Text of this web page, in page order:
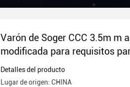
Varón de Soger CCC 3.5m m
modificada para requisitos
RCA del varón
Detalles del producto
Lugar de origen: CHINA